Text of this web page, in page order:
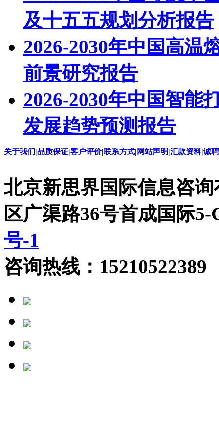
及十五五规划分析报告
2026-2030年中国高温
前景研究报告
2026-2030年中国智能
发展趋势预测报告
关于我们|品质保证|客户评价|联系方式| 网站声明|汇款资料|诚
北京新思界国际信息咨
区广渠路36号首成国际
号-1
咨询热线：